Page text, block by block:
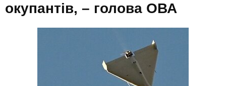
окупантів, – голова ОВА